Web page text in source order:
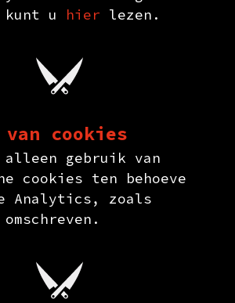
u
hier lezen.
van cookies
alleen gebruik van
cookies ten behoeve
Analytics, zoals